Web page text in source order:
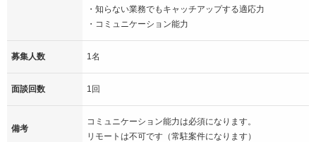
・知らない業務でもキャッチアップする適応力
・コミュニケーション能力
募集人数 1名
面談回数 1回
備考
コミュニケーション能力は必須になります。
リモートは不可です（常駐案件になります）